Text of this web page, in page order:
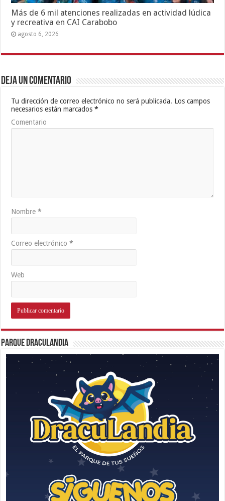
Más de 6 mil atenciones realizadas en actividad lúdica
y recreativa en CAI Carabobo
agosto 6, 2026
Deja un comentario
Tu dirección de correo electrónico no será publicada. Los campos
necesarios están marcados*
Comentario
Nombre*
Correo electrónico*
Web
Parque Draculandia